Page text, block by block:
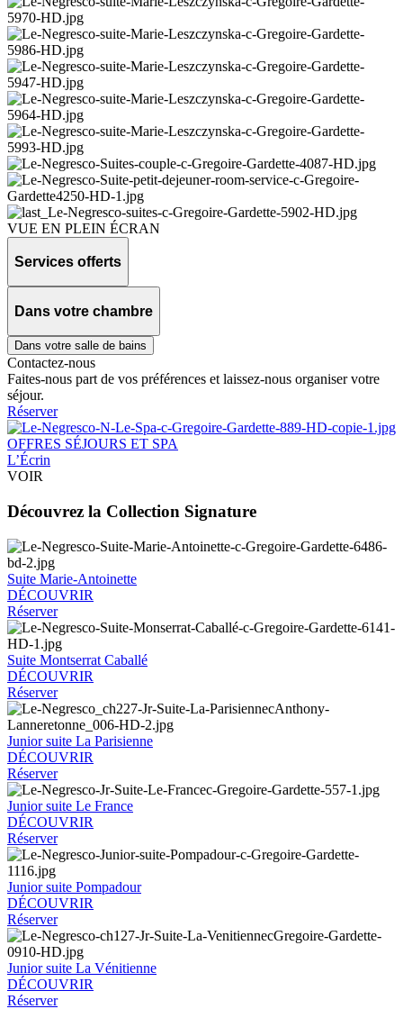
VUE EN PLEIN ÉCRAN
Services offerts
Dans votre chambre
Dans votre salle de bains
Contactez-nous
Faites-nous part de vos préférences et laissez-nous organiser votre
séjour.
Réserver
OFFRES SÉJOURS ET SPA
L’Écrin
VOIR
Découvrez la Collection Signature
Suite Marie-Antoinette
DÉCOUVRIR
Réserver
Suite Montserrat Caballé
DÉCOUVRIR
Réserver
Junior suite La Parisienne
DÉCOUVRIR
Réserver
Junior suite Le France
DÉCOUVRIR
Réserver
Junior suite Pompadour
DÉCOUVRIR
Réserver
Junior suite La Vénitienne
DÉCOUVRIR
Réserver